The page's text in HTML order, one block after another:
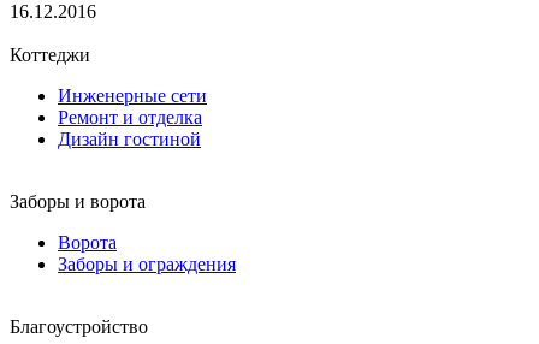
16.12.2016
Коттеджи
Инженерные сети
Ремонт и отделка
Дизайн гостиной
Заборы и ворота
Ворота
Заборы и ограждения
Благоустройство